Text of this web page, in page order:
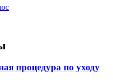
процедура по уходу